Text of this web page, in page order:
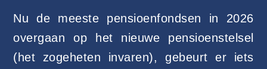
Nu de meeste pensioenfondsen in 2026
overgaan op het nieuwe pensioenstelsel
(het zogeheten invaren), gebeurt er iets